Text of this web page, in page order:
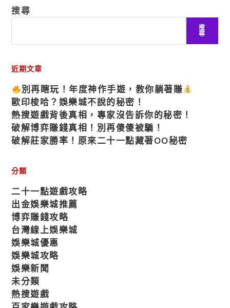
搜尋
搜
尋
近期文章
別再瞎玩！年度神作手遊，教你躺著賺
歐印梭哈？娛樂城不說的秘密！
熱搜遊戲背後真相，專家沒告訴你的秘密！
破解博弈賺錢真相！別再傻傻被騙！
破解莊家勝率！原來二十一點藏著OO秘密
分類
二十一點遊戲攻略
出金娛樂城推薦
博弈賺錢攻略
台灣線上娛樂城
娛樂城優惠
娛樂城攻略
娛樂新聞
未分類
熱搜遊戲